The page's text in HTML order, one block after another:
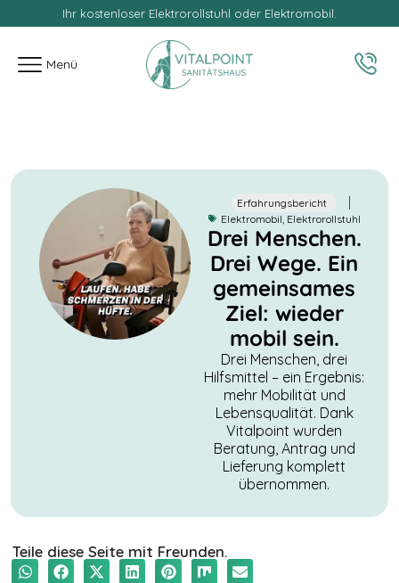
Ihr kostenloser Elektrorollstuhl oder Elektromobil.
Menü
Erfahrungsbericht
Elektromobil Elektrorollstuhl
Drei Menschen.
Drei Wege. Ein
gemeinsames
Ziel: wieder
mobil sein.
Drei Menschen, drei
Hilfsmittel – ein Ergebnis:
mehr Mobilität und
Lebensqualität. Dank
Vitalpoint wurden
Beratung, Antrag und
Lieferung komplett
übernommen.
Teile diese Seite mit Freunden.